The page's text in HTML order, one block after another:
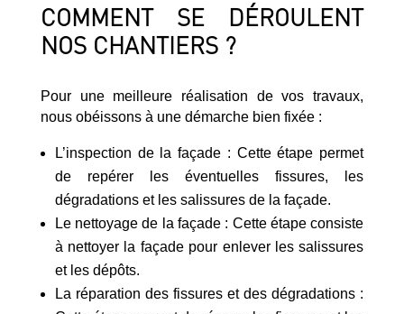
COMMENT SE DÉROULENT
NOS CHANTIERS ?
Pour une meilleure réalisation de vos travaux,
nous obéissons à une démarche bien fixée :
L’inspection de la façade : Cette étape permet
de repérer les éventuelles fissures, les
dégradations et les salissures de la façade.
Le nettoyage de la façade : Cette étape consiste
à nettoyer la façade pour enlever les salissures
et les dépôts.
La réparation des fissures et des dégradations :